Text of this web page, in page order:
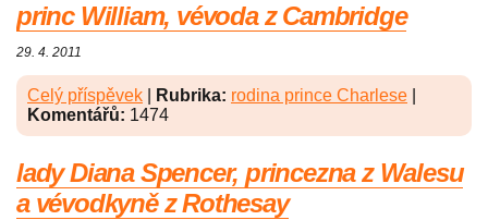
princ William, vévoda z Cambridge
29. 4. 2011
Celý příspěvek Rubrika: rodina prince Charlese
Komentářů: 1474
lady Diana Spencer, princezna z Walesu
a vévodkyně z Rothesay